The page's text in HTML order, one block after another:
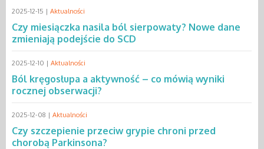
2025-12-15 | Aktualności
Czy miesiączka nasila ból sierpowaty? Nowe dane
zmieniają podejście do SCD
2025-12-10 | Aktualności
Ból kręgosłupa a aktywność – co mówią wyniki
rocznej obserwacji?
2025-12-08 | Aktualności
Czy szczepienie przeciw grypie chroni przed
chorobą Parkinsona?